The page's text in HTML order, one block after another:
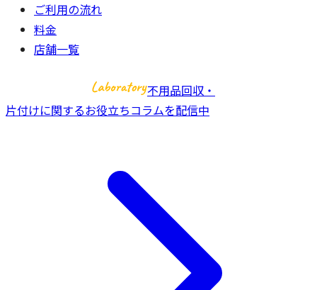
ご利用の流れ
料金
店舗一覧
不用品回収・
片付けに関するお役立ちコラムを配信中